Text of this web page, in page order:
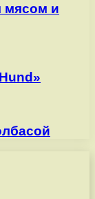
мясом и